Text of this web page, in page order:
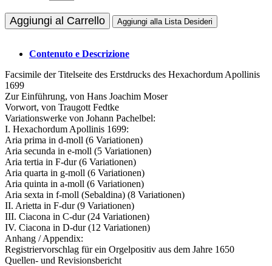
Aggiungi al Carrello Aggiungi alla Lista Desideri
Contenuto e Descrizione
Facsimile der Titelseite des Erstdrucks des Hexachordum Apollinis
1699
Zur Einführung, von Hans Joachim Moser
Vorwort, von Traugott Fedtke
Variationswerke von Johann Pachelbel:
I. Hexachordum Apollinis 1699:
Aria prima in d-moll (6 Variationen)
Aria secunda in e-moll (5 Variationen)
Aria tertia in F-dur (6 Variationen)
Aria quarta in g-moll (6 Variationen)
Aria quinta in a-moll (6 Variationen)
Aria sexta in f-moll (Sebaldina) (8 Variationen)
II. Arietta in F-dur (9 Variationen)
III. Ciacona in C-dur (24 Variationen)
IV. Ciacona in D-dur (12 Variationen)
Anhang / Appendix:
Registriervorschlag für ein Orgelpositiv aus dem Jahre 1650
Quellen- und Revisionsbericht